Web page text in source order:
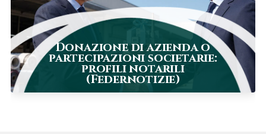
Donazione di azienda o
partecipazioni societarie:
profili notarili
(Federnotizie)